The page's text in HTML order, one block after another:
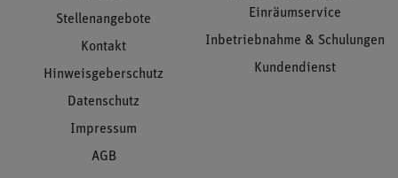
Stellenangebote
Kontakt
Hinweisgeberschutz
Datenschutz
Impressum
AGB
Einräumservice
Inbetriebnahme & Schulungen
Kundendienst